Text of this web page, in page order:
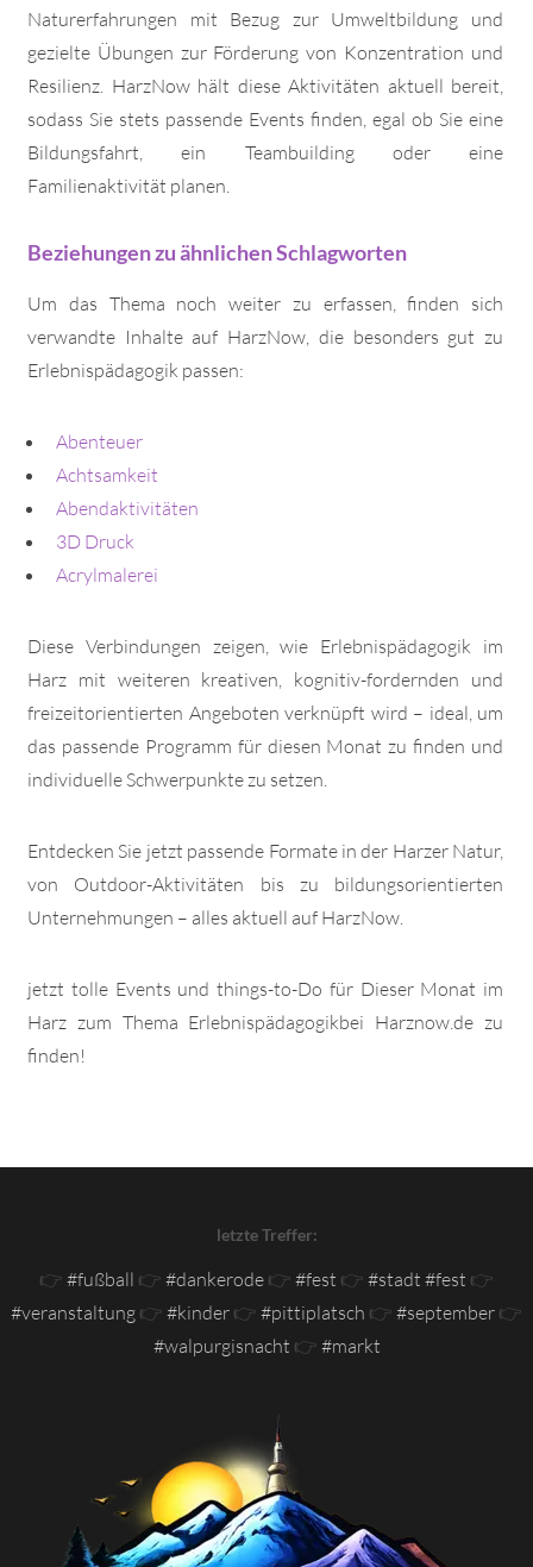
Naturerfahrungen mit Bezug zur Umweltbildung und
gezielte Übungen zur Förderung von Konzentration und
Resilienz. HarzNow hält diese Aktivitäten aktuell bereit,
sodass Sie stets passende Events finden, egal ob Sie eine
Bildungsfahrt, ein Teambuilding oder eine
Familienaktivität planen.
Beziehungen zu ähnlichen Schlagworten
Um das Thema noch weiter zu erfassen, finden sich
verwandte Inhalte auf HarzNow, die besonders gut zu
Erlebnispädagogik passen:
Abenteuer
Achtsamkeit
Abendaktivitäten
3D Druck
Acrylmalerei
Diese Verbindungen zeigen, wie Erlebnispädagogik im
Harz mit weiteren kreativen, kognitiv-fordernden und
freizeitorientierten Angeboten verknüpft wird – ideal, um
das passende Programm für diesen Monat zu finden und
individuelle Schwerpunkte zu setzen.
Entdecken Sie jetzt passende Formate in der Harzer Natur,
von Outdoor-Aktivitäten bis zu bildungsorientierten
Unternehmungen – alles aktuell auf HarzNow.
jetzt tolle Events und things-to-Do für Dieser Monat im
Harz zum Thema Erlebnispädagogikbei Harznow.de zu
finden!
letzte Treffer:
👉 #fußball 👉 #dankerode 👉 #fest 👉 #stadt #fest 👉
#veranstaltung 👉 #kinder 👉 #pittiplatsch 👉 #september 👉
#walpurgisnacht 👉 #markt